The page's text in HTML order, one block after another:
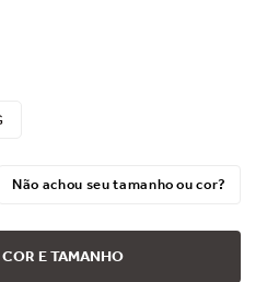
Não achou seu tamanho ou cor?
E TAMANHO